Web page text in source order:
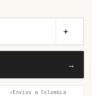
+
→
Envíos a Colombia